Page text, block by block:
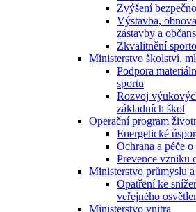
Zvýšení
Výstavba,
zástavby a
Zkvalitnění
Ministerstvo školství,
Podpora
sportu
Rozvoj
základních škol
Operační program
Energetické
Ochrana a péče
Prevence vzniku
Ministerstvo průmyslu
Opatření ke
veřejného
Ministerstvo vnitra